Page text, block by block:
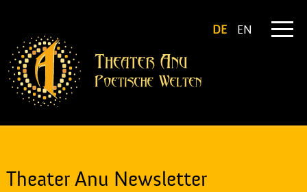
DE EN
Theater Anu Newsletter